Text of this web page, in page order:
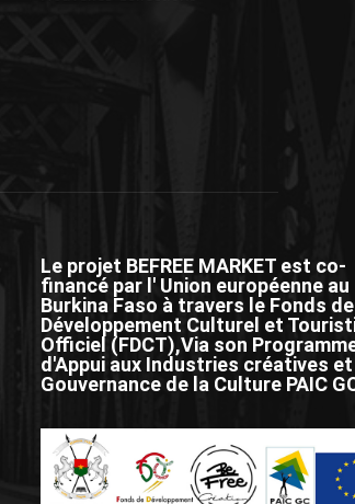
Le projet BEFREE MARKET est co-
financé par l' Union européenne au
Burkina Faso à travers le Fonds de
Développement Culturel et
Officiel (FDCT),Via son
d'Appui aux Industries créatives et
Gouvernance de la Culture PAIC